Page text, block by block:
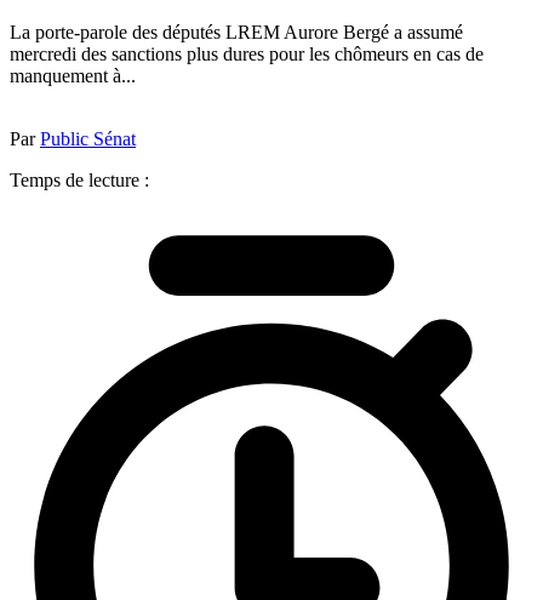
La porte-parole des députés LREM Aurore Bergé a assumé
mercredi des sanctions plus dures pour les chômeurs en cas de
manquement à...
ParPublic Sénat
Temps de lecture :